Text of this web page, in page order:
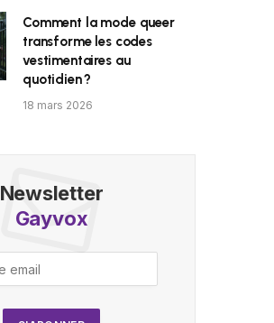
Comment la mode queer
transforme les codes
vestimentaires au
quotidien ?
18 mars 2026
Newsletter
Gayvox